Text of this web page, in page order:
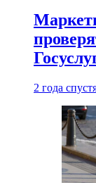
2 года